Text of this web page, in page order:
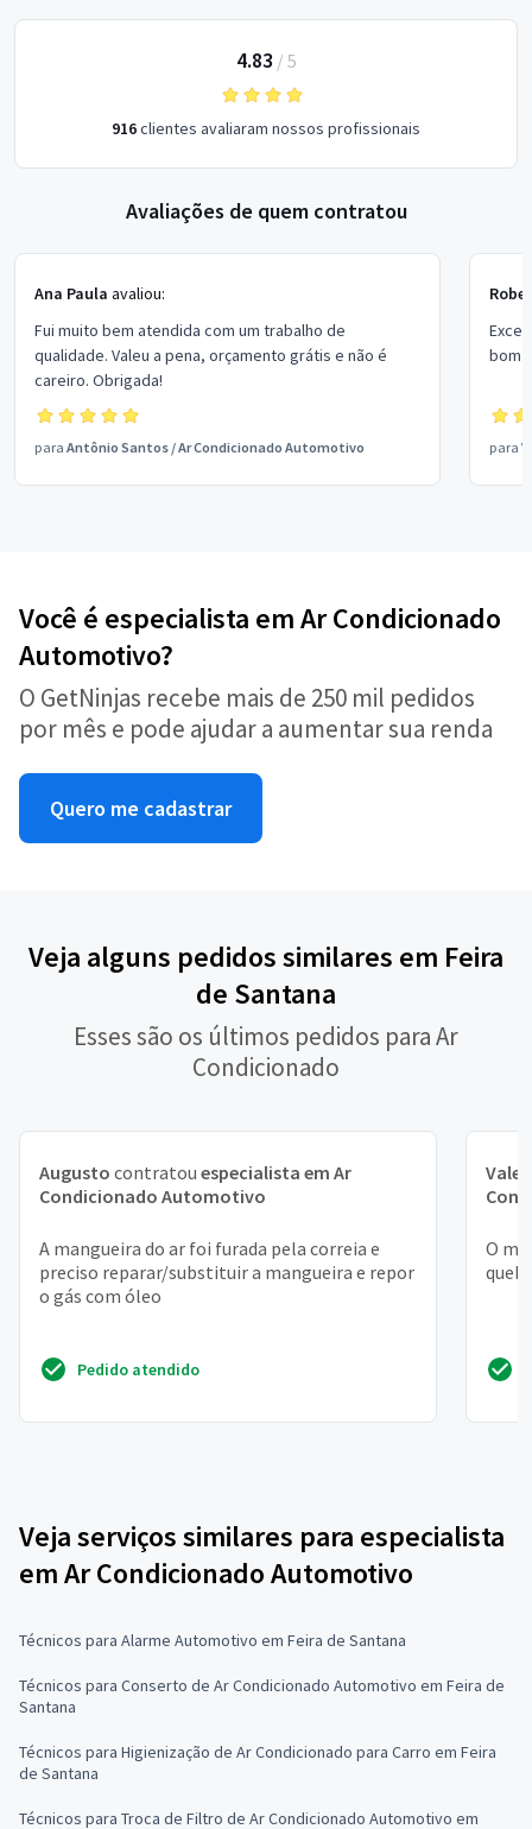
4.83 / 5
916clientes avaliaram nossos profissionais
Avaliações de quem contratou
Ana Paula avaliou:
Fui muito bem atendida com um trabalho de
qualidade. Valeu a pena, orçamento grátis e não é
careiro. Obrigada!
para Antônio Santos /Ar Condicionado Automotivo
bom
para
Você é especialista em Ar Condicionado
Automotivo?
O GetNinjas recebe mais de 250 mil pedidos
por mês e pode ajudar a aumentar sua renda
Quero me cadastrar
Veja alguns pedidos similares em Feira
de Santana
Esses são os últimos pedidos para Ar
Condicionado
Augusto contratou especialista em Ar
Condicionado Automotivo
A mangueira do ar foi furada pela correia e
preciso reparar/substituir a mangueira e repor
o gás com óleo
Pedido atendido
O
Veja serviços similares para especialista
em Ar Condicionado Automotivo
Técnicos para Alarme Automotivo em Feira de Santana
Técnicos para Conserto de Ar Condicionado Automotivo em Feira de
Santana
Técnicos para Higienização de Ar Condicionado para Carro em Feira
de Santana
Técnicos para Troca de Filtro de Ar Condicionado Automotivo em